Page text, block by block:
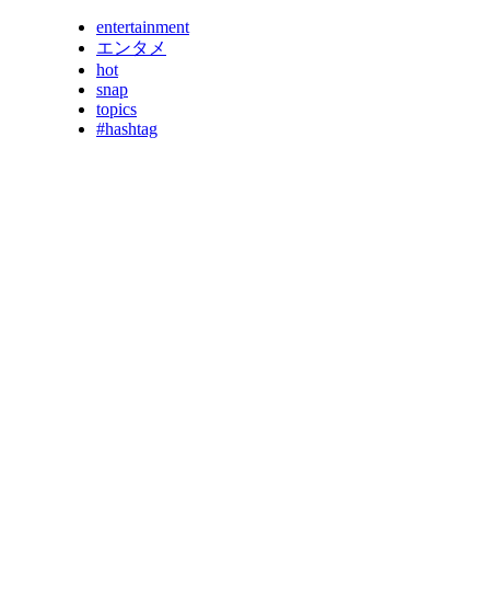
entertainment
エンタメ
hot
snap
topics
#hashtag